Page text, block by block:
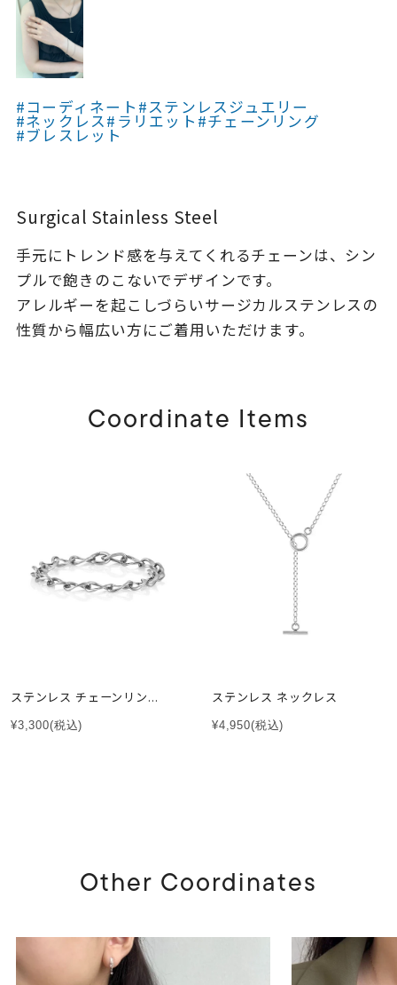
ファッションテイス
着用シーン
リングサイズ
～
メンズ
¥0
すべて表示
#コーディネート #ステンレスジュエリー
#ネックレス#ラリエット #チェーンリング
#ブレスレット
Surgical Stainless Steel
手元にトレンド感を与えてくれるチェーンは、シン
プルで飽きのこないでデザインです。
アレルギーを起こしづらいサージカルステンレスの
性質から幅広い方にご着用いただけます。
Coordinate Items
ステンレス チェーンリン...
¥3,300(税込)
ステンレス ネックレス
¥4,950(税込)
Other Coordinates